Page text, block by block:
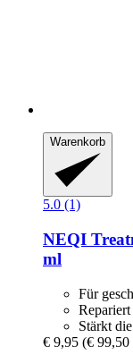
Warenkorb
5.0 (1)
NEQI
ml
Für
Stärkt
€ 9,95 (€ 99,50